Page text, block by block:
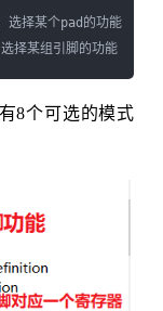
选择某个pad的功能
：Mux grp xxx，选择某组引脚的功能
8个可选的模式